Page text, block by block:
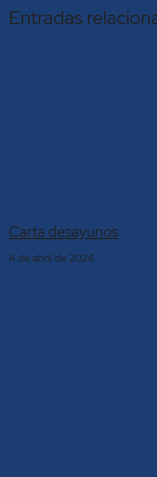
Entradas
Carta desayunos
4 de abril de 2024